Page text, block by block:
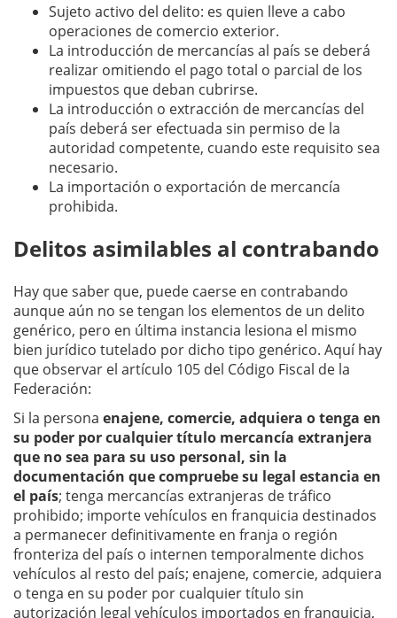
Sujeto activo del delito: es quien lleve a cabo
operaciones de comercio exterior.
La introducción de mercancías al país se deberá
realizar omitiendo el pago total o parcial de los
impuestos que deban cubrirse.
La introducción o extracción de mercancías del
país deberá ser efectuada sin permiso de la
autoridad competente, cuando este requisito sea
necesario.
La importación o exportación de mercancía
prohibida.
Delitos asimilables al contrabando
Hay que saber que, puede caerse en contrabando
aunque aún no se tengan los elementos de un delito
genérico, pero en última instancia lesiona el mismo
bien jurídico tutelado por dicho tipo genérico. Aquí hay
que observar el artículo 105 del Código Fiscal de la
Federación:
Si la persona enajene, comercie, adquiera o tenga en
su poder por cualquier título mercancía extranjera
que no sea para su uso personal, sin la
documentación que compruebe su legal estancia en
el país; tenga mercancías extranjeras de tráfico
prohibido; importe vehículos en franquicia destinados
a permanecer definitivamente en franja o región
fronteriza del país o internen temporalmente dichos
vehículos al resto del país; enajene, comercie, adquiera
o tenga en su poder por cualquier título sin
autorización legal vehículos importados en franquicia,